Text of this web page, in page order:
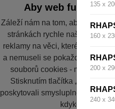
135 x
160 x
200 x
240 x
Aby web fungoval
Záleží nám na tom, aby pro vás
stránkách rychle našli to, co
reklamy na věci, které vás
a nemuseli se pokaždé
souborů cookies - malých
Stisknutím tlačítka „V
poskytovali smysluplné a
kdykoli změnit